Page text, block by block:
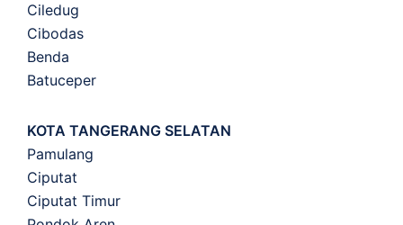
Ciledug
Cibodas
Benda
Batuceper
KOTA TANGERANG SELATAN
Pamulang
Ciputat
Ciputat Timur